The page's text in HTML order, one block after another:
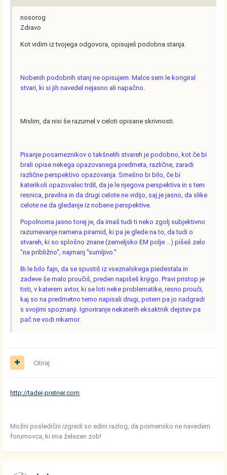
nosorog
Zdravo
Kot vidim iz tvojega odgovora, opisuješ podobna stanja.
Nobenih podobnih stanj ne opisujem. Malce sem le korigiral
stvari, ki si jih navedel nejasno ali napačno.
Mislim, da nisi še razumel v celoti opisane skrivnosti.
Pisanje posameznikov o takšnelih stvareh je podobno, kot če bi
brali opise nekega opazovanega predmeta, različne, zaradi
različne perspektivo opazovanja. Smešno bi bilo, če bi
katerikoli opazovalec trdil, da je le njegova perspektiva in s tem
resnica, pravilna in da drugi celote ne vidijo, saj je jasno, da slike
celote ne da gledanje iz nobene perspektive.
Popolnoma jasno torej je, da imaš tudi ti neko zgolj subjektivno
razumevanje namena piramid, ki pa je glede na to, da tudi o
stvareh, ki so splošno znane (zemeljsko EM polje ...) pišeš zelo
"na približno", najmanj "sumljivo."
Bi le bilo fajn, da se spustiš iz vseznalskega piedestala in
zadeve še malo proučiš, preden napišeš knjigo. Pravi pristop je
tisti, v katerem avtor, ki se loti neke problematike, resno prouči,
kaj so na predmetno temo napisali drugi, potem pa jo nadgradi
s svojimi spoznanji. Ignoriranje nekaterih eksaktnik dejstev pa
pač ne vodi nikamor.
Citiraj
http://tadej-pretner.com
Možni posledični izgredi so edini razlog, da poimensko ne navedem
forumovca, ki ima železen zob!